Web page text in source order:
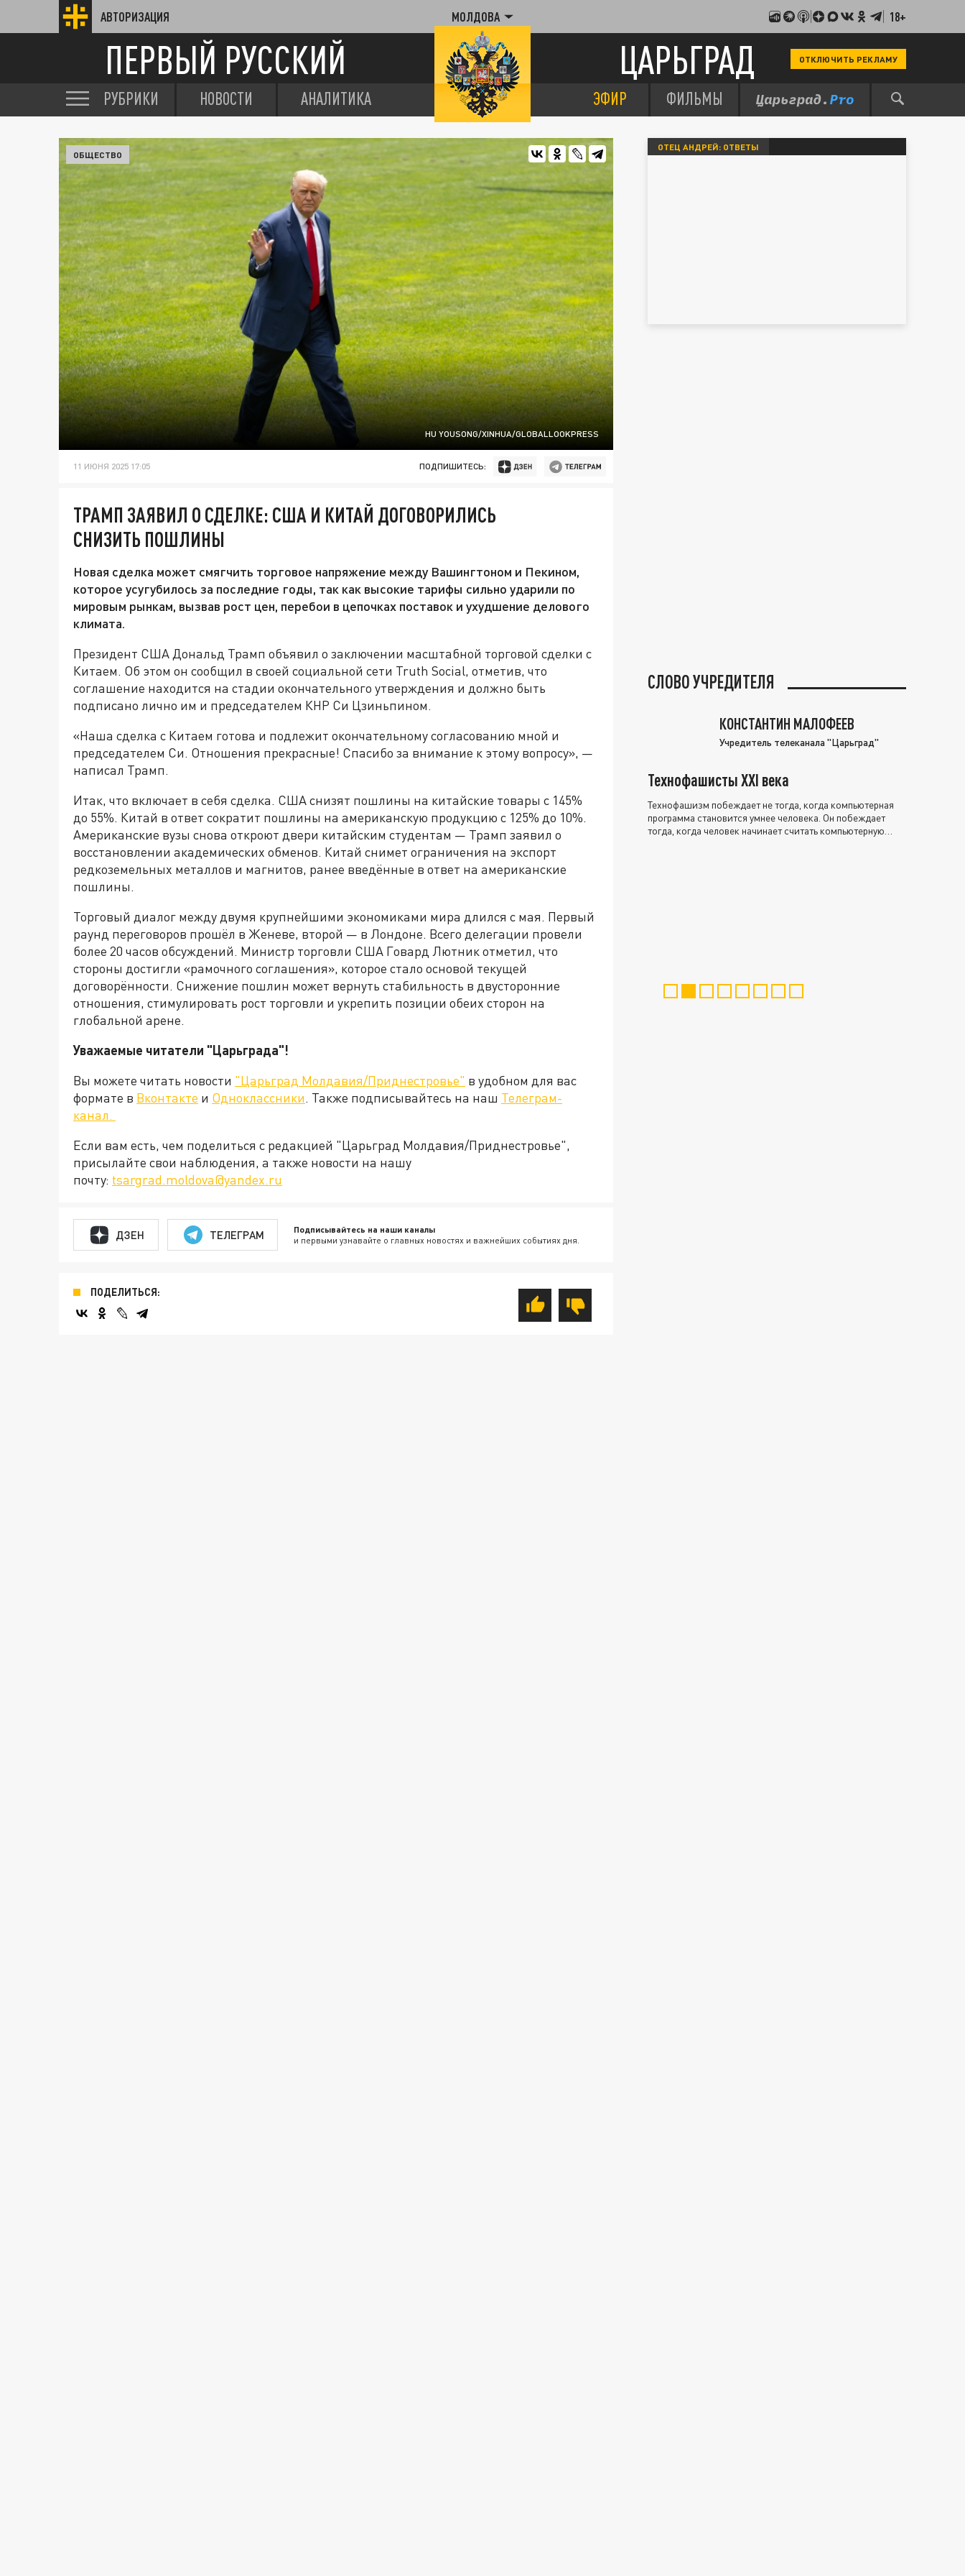
АВТОРИЗАЦИЯ МОЛДОВА 18+
ПЕРВЫЙ РУССКИЙ ЦАРЬГРАД ОТКЛЮЧИТЬ РЕКЛАМУ
РУБРИКИ НОВОСТИ АНАЛИТИКА ЭФИР ФИЛЬМЫ
HU YOUSONG/XINHUA/GLOBALLOOKPRESS
ОБЩЕСТВО
11 ИЮНЯ 2025 17:05 ПОДПИШИТЕСЬ:
ТРАМП ЗАЯВИЛ О СДЕЛКЕ: США И КИТАЙ ДОГОВОРИЛИСЬ
СНИЗИТЬ ПОШЛИНЫ
Новая сделка может смягчить торговое напряжение между Вашингтоном и Пекином,
которое усугубилось за последние годы, так как высокие тарифы сильно ударили по
мировым рынкам, вызвав рост цен, перебои в цепочках поставок и ухудшение делового
климата.
Президент США Дональд Трамп объявил о заключении масштабной торговой сделки с
Китаем. Об этом он сообщил в своей социальной сети Truth Social, отметив, что
соглашение находится на стадии окончательного утверждения и должно быть
подписано лично им и председателем КНР Си Цзиньпином.
«Наша сделка с Китаем готова и подлежит окончательному согласованию мной и
председателем Си. Отношения прекрасные! Спасибо за внимание к этому вопросу», —
написал Трамп.
Итак, что включает в себя сделка. США снизят пошлины на китайские товары с 145%
до 55%. Китай в ответ сократит пошлины на американскую продукцию с 125% до 10%.
Американские вузы снова откроют двери китайским студентам — Трамп заявил о
восстановлении академических обменов. Китай снимет ограничения на экспорт
редкоземельных металлов и магнитов, ранее введённые в ответ на американские
пошлины.
Торговый диалог между двумя крупнейшими экономиками мира длился с мая. Первый
раунд переговоров прошёл в Женеве, второй — в Лондоне. Всего делегации провели
более 20 часов обсуждений. Министр торговли США Говард Лютник отметил, что
стороны достигли «рамочного соглашения», которое стало основой текущей
договорённости. Снижение пошлин может вернуть стабильность в двусторонние
отношения, стимулировать рост торговли и укрепить позиции обеих сторон на
глобальной арене.
Уважаемые читатели "Царьграда"!
Вы можете читать новости "Царьград Молдавия/Приднестровье" в удобном для вас
формате в Вконтакте и Одноклассники. Также подписывайтесь на наш Телеграм-
канал.
Если вам есть, чем поделиться с редакцией "Царьград Молдавия/Приднестровье",
присылайте свои наблюдения, а также новости на нашу
почту: tsargrad.moldova@yandex.ru
ДЗЕН ТЕЛЕГРАМ Подписывайтесь на наши каналы
и первыми узнавайте о главных новостях и важнейших событиях дня.
ПОДЕЛИТЬСЯ:
ОТЕЦ АНДРЕЙ: ОТВЕТЫ
СЛОВО УЧРЕДИТЕЛЯ
КОНСТАНТИН МАЛОФЕЕВ
Учредитель телеканала "Царьград"
Технофашисты XXI века
Технофашизм побеждает не тогда, когда компьютерная
программа становится умнее человека. Он побеждает
тогда, когда человек начинает считать компьютерную